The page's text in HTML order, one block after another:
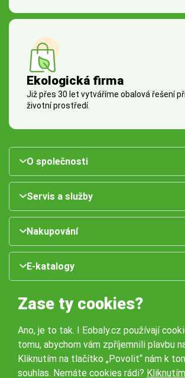
Ekologická firma
Již přes 30 let vytváříme obalová řešení
životní prostředí.
O společnosti
Servis a služby
Nakupování
E-katalogy
Naše pobočky:
Zase ty cookies?
Ano, je to tak. I Eobaly.cz používají
tomu, abychom vám zpříjemnili plavbu
Kliknutím na tlačítko „Povolit“ nám k
souhlas. Nemáte cookies rádi?